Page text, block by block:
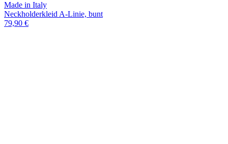
Made in Italy
Neckholderkleid A-Linie, bunt
79,90 €